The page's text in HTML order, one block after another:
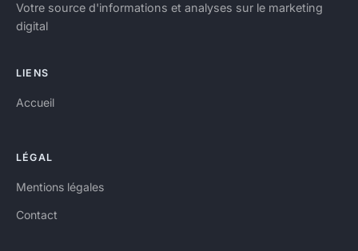
Votre source d'informations et analyses sur le marketing
digital
LIENS
Accueil
LÉGAL
Mentions légales
Contact